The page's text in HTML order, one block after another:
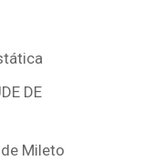
DE
Mileto